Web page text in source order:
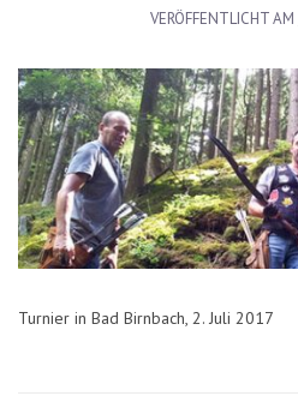
VERÖFFENTLICHT AM
Turnier in Bad Birnbach, 2. Juli 2017